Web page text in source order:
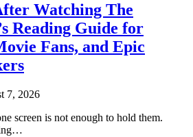
Watching The
Reading Guide for
Fans, and Epic
7, 2026
screen is not enough to hold them.